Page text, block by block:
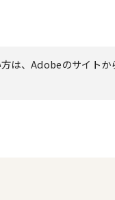
は、Adobeのサイトか